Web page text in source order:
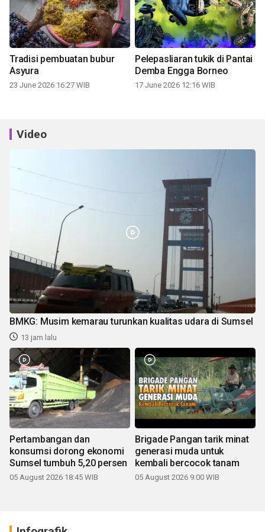
Tradisi pembuatan bubur
Asyura
23 June 2026 16:27 WIB
Pelepasliaran tukik di Pantai
Demba Engga Borneo
17 June 2026 12:16 WIB
Video
BMKG: Musim kemarau turunkan kualitas udara di Sumsel
13 jam lalu
Pertambangan dan
konsumsi dorong ekonomi
Sumsel tumbuh 5,20 persen
05 August 2026 18:45 WIB
Brigade Pangan tarik minat
generasi muda untuk
kembali bercocok tanam
05 August 2026 9:00 WIB